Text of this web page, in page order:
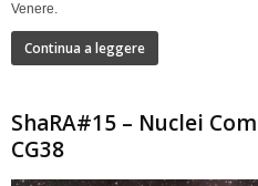
Venere.
Continua a leggere
ShaRA#15 – Nuclei
CG38